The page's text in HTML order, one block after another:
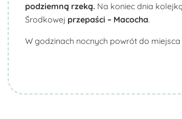
podziemną rzeką. Na koniec dnia
Środkowej przepaści – Macocha.
W godzinach nocnych powrót do